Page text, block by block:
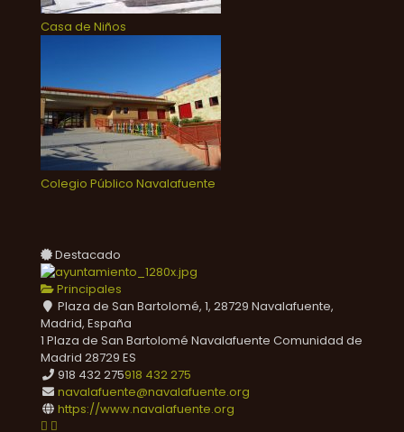
Casa de Niños
Colegio Público Navalafuente
Destacado
Principales
Plaza de San Bartolomé, 1, 28729 Navalafuente,
Madrid, España
1 Plaza de San Bartolomé Navalafuente Comunidad de
Madrid 28729 ES
918 432 275918 432 275
navalafuente@navalafuente.org
https://www.navalafuente.org